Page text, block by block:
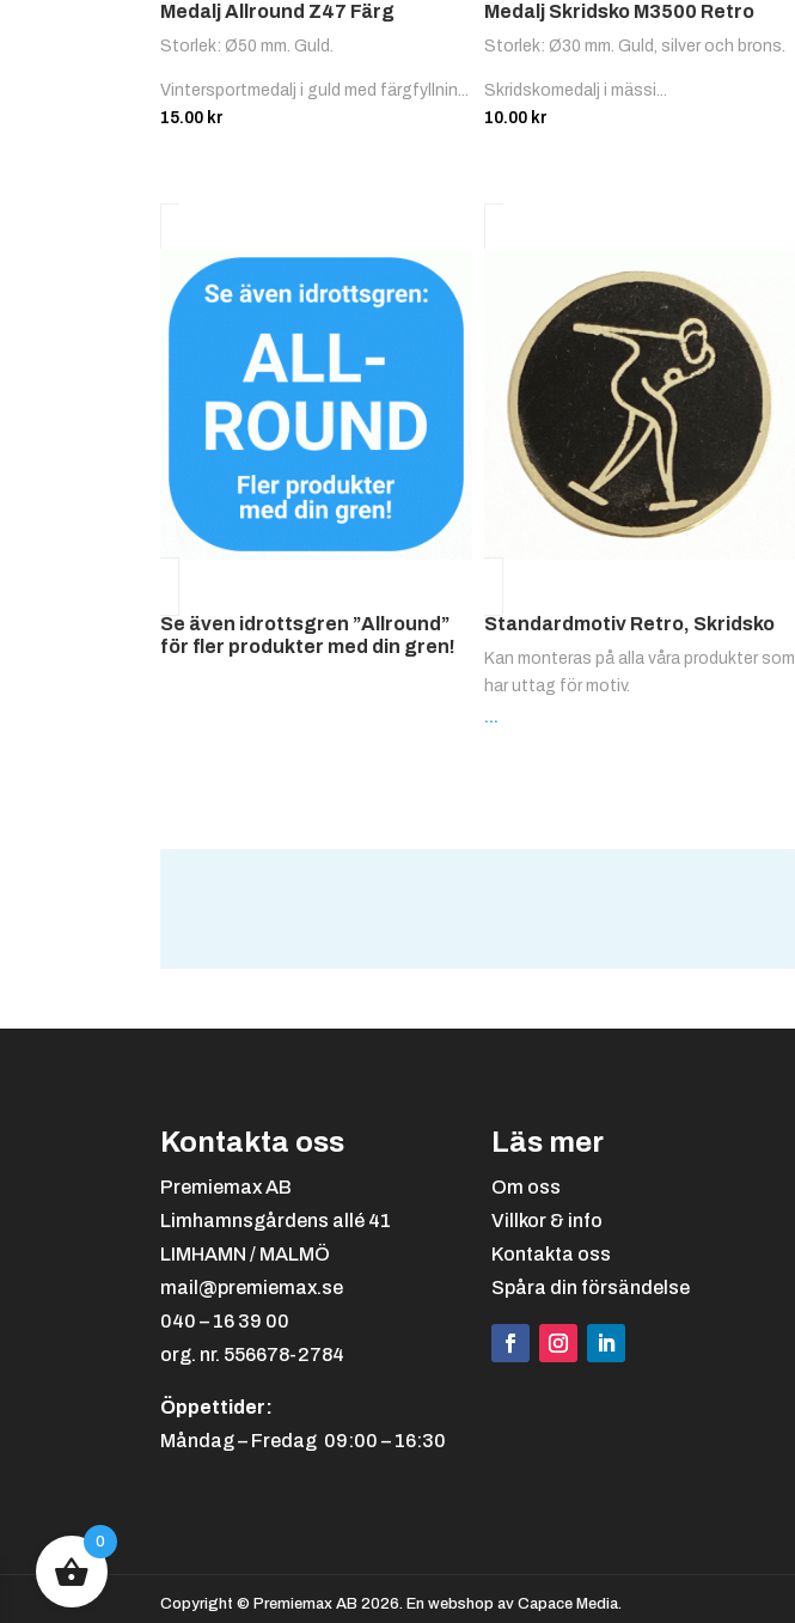
Medalj Allround Z47 Färg
Storlek: Ø50 mm. Guld.
Vintersportmedalj i guld med färgfyllnin...
15.00 kr
Medalj Skridsko M3500 Retro
Storlek: Ø30 mm. Guld, silver och brons.
Skridskomedalj i mässi...
10.00 kr
Se även idrottsgren ”Allround”
för fler produkter med din gren!
Standardmotiv Retro, Skridsko
Kan monteras på alla våra produkter som
har uttag för motiv.
...
Kontakta oss
Premiemax AB
Limhamnsgårdens allé 41
LIMHAMN / MALMÖ
mail@premiemax.se
040 – 16 39 00
org. nr. 556678-2784
Öppettider:
Måndag – Fredag 09:00 – 16:30
Läs mer
Om oss
Villkor & info
Kontakta oss
Spåra din försändelse
Copyright © Premiemax AB 2026. En webshop av Capace Media.
0